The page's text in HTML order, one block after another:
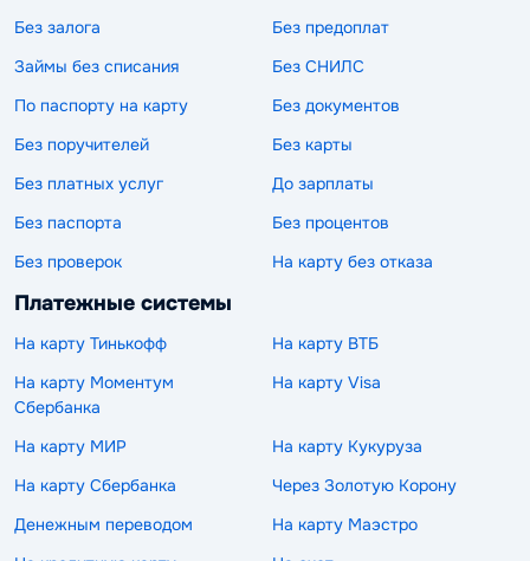
Без залога
Без предоплат
Займы без списания
Без СНИЛС
По паспорту на карту
Без документов
Без поручителей
Без карты
Без платных услуг
До зарплаты
Без паспорта
Без процентов
Без проверок
На карту без отказа
Платежные системы
На карту Тинькофф
На карту ВТБ
На карту Моментум
Сбербанка
На карту Visa
На карту МИР
На карту Кукуруза
На карту Сбербанка
Через Золотую Корону
Денежным переводом
На карту Маэстро